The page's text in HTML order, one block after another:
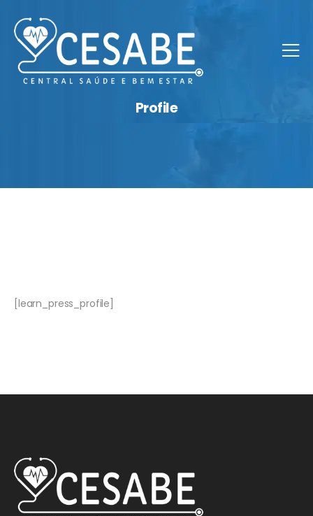
Profile
[learn_press_profile]